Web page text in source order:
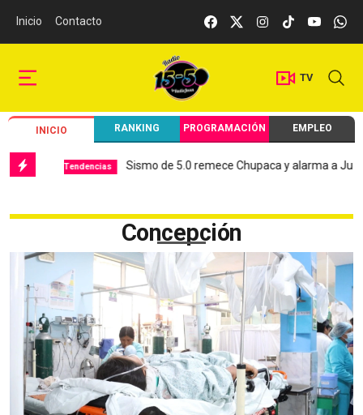
Inicio Contacto
TV
INICIO RANKING PROGRAMACIÓN EMPLEO
Tendencias Sismo de 5.0 remece Chupaca y alarma a Junín Local
Concepción